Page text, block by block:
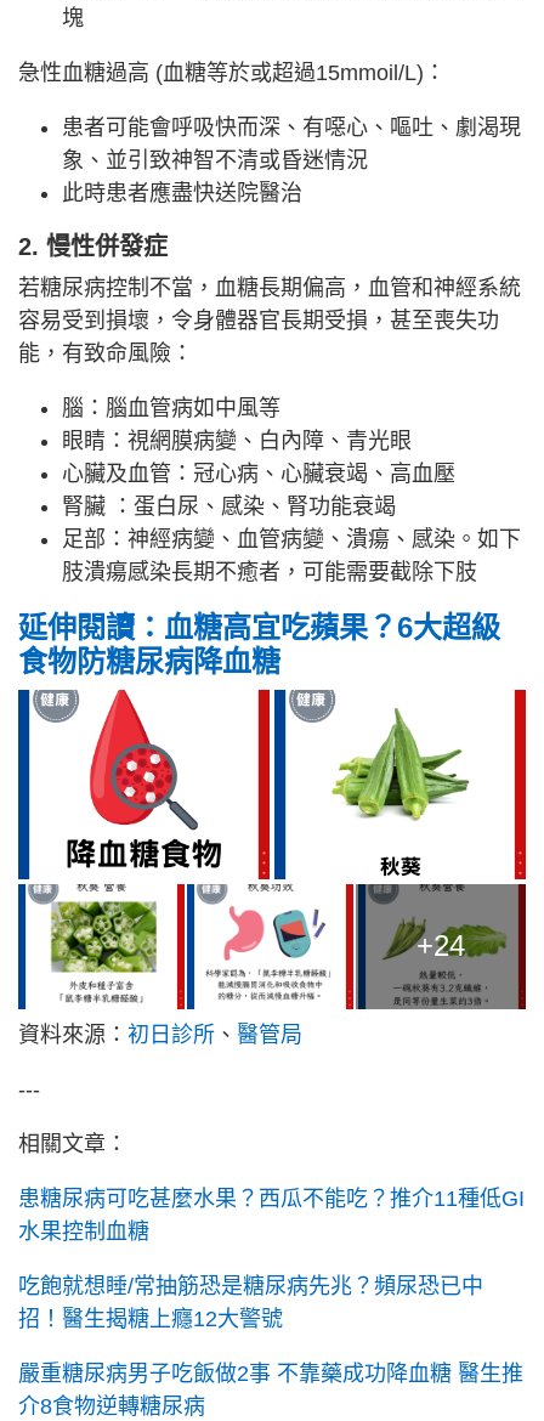
塊
急性血糖過高 (血糖等於或超過15mmoil/L)：
患者可能會呼吸快而深、有噁心、嘔吐、劇渴現
象、並引致神智不清或昏迷情況
此時患者應盡快送院醫治
2. 慢性併發症
若糖尿病控制不當，血糖長期偏高，血管和神經系統
容易受到損壞，令身體器官長期受損，甚至喪失功
能，有致命風險：
腦：腦血管病如中風等
眼睛：視網膜病變、白內障、青光眼
心臟及血管：冠心病、心臟衰竭、高血壓
腎臟 ：蛋白尿、感染、腎功能衰竭
足部：神經病變、血管病變、潰瘍、感染。如下
肢潰瘍感染長期不癒者，可能需要截除下肢
延伸閱讀：血糖高宜吃蘋果？6大超級
食物防糖尿病降血糖
+24
資料來源： 初日診所 、 醫管局
---
相關文章：
患糖尿病可吃甚麼水果？西瓜不能吃？推介11種低GI
水果控制血糖
吃飽就想睡/常抽筋恐是糖尿病先兆？頻尿恐已中
招！醫生揭糖上癮12大警號
嚴重糖尿病男子吃飯做2事 不靠藥成功降血糖 醫生推
介8食物逆轉糖尿病